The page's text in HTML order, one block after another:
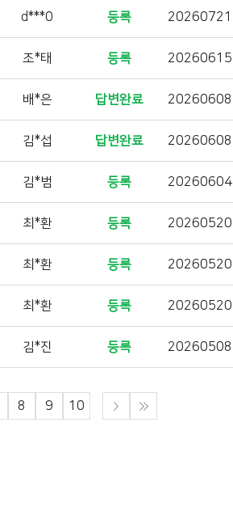
d***0 등록 20260721
조*태 등록 20260615
배*은 답변완료 20260608
김*섭 답변완료 20260608
김*범 등록 20260604
최*환 등록 20260520
최*환 등록 20260520
최*환 등록 20260520
김*진 등록 20260508
8 9 10